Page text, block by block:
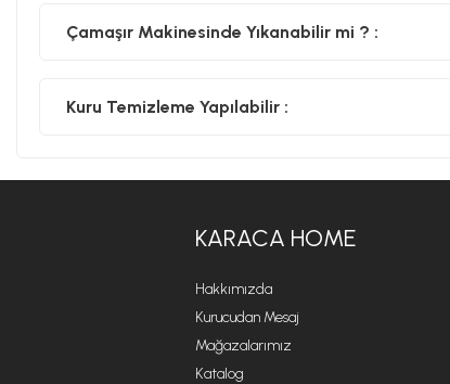
Çamaşır Makinesinde Yıkanabilir mi ? :
Kuru Temizleme Yapılabilir :
KARACA HOME
Hakkımızda
Kurucudan Mesaj
Mağazalarımız
Katalog